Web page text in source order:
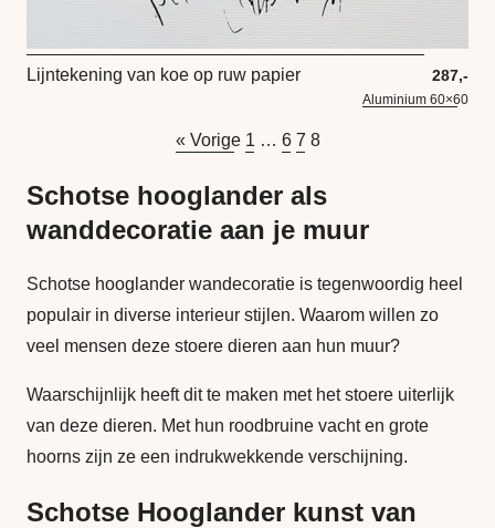
Lijntekening van koe op ruw papier 287,-
Aluminium 60×60
« Vorige 1 … 6 7 8
Schotse hooglander als
wanddecoratie aan je muur
Schotse hooglander wandecoratie is tegenwoordig heel
populair in diverse interieur stijlen. Waarom willen zo
veel mensen deze stoere dieren aan hun muur?
Waarschijnlijk heeft dit te maken met het stoere uiterlijk
van deze dieren. Met hun roodbruine vacht en grote
hoorns zijn ze een indrukwekkende verschijning.
Schotse Hooglander kunst van